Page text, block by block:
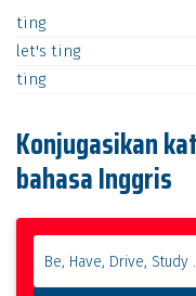
ting
let's ting
ting
Konjugasikan
bahasa Inggris